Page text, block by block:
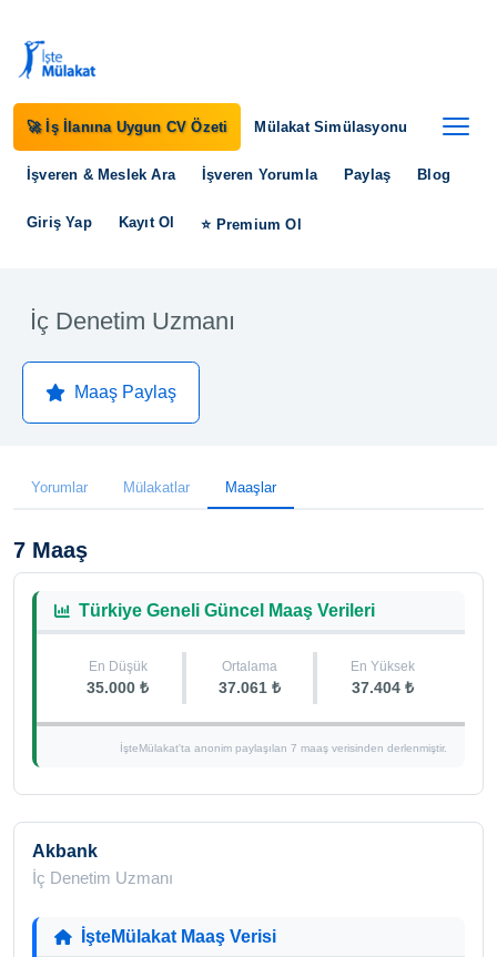
🚀 İş İlanına Uygun CV Özeti Mülakat Simülasyonu
İşveren & Meslek Ara İşveren Yorumla Paylaş Blog
Giriş Yap Kayıt Ol ⭐ Premium Ol
İç Denetim Uzmanı
Maaş Paylaş
Yorumlar Mülakatlar Maaşlar
7 Maaş
Türkiye Geneli Güncel Maaş Verileri
En Düşük
35.000 ₺
Ortalama
37.061 ₺
En Yüksek
37.404 ₺
İşteMülakat'ta anonim paylaşılan 7 maaş verisinden derlenmiştir.
Akbank
İç Denetim Uzmanı
İşteMülakat Maaş Verisi